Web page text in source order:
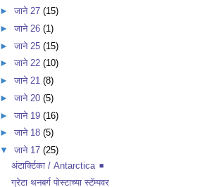
►जाने 27(15)
►जाने 26(1)
►जाने 25(15)
►जाने 22(10)
►जाने 21(8)
►जाने 20(5)
►जाने 19(16)
►जाने 18(5)
▼जाने 17(25)
अंटार्क्टिका / Antarctica ◾️
ग्रेटा थनबर्ग पोस्टाच्या स्टॅम्पवर